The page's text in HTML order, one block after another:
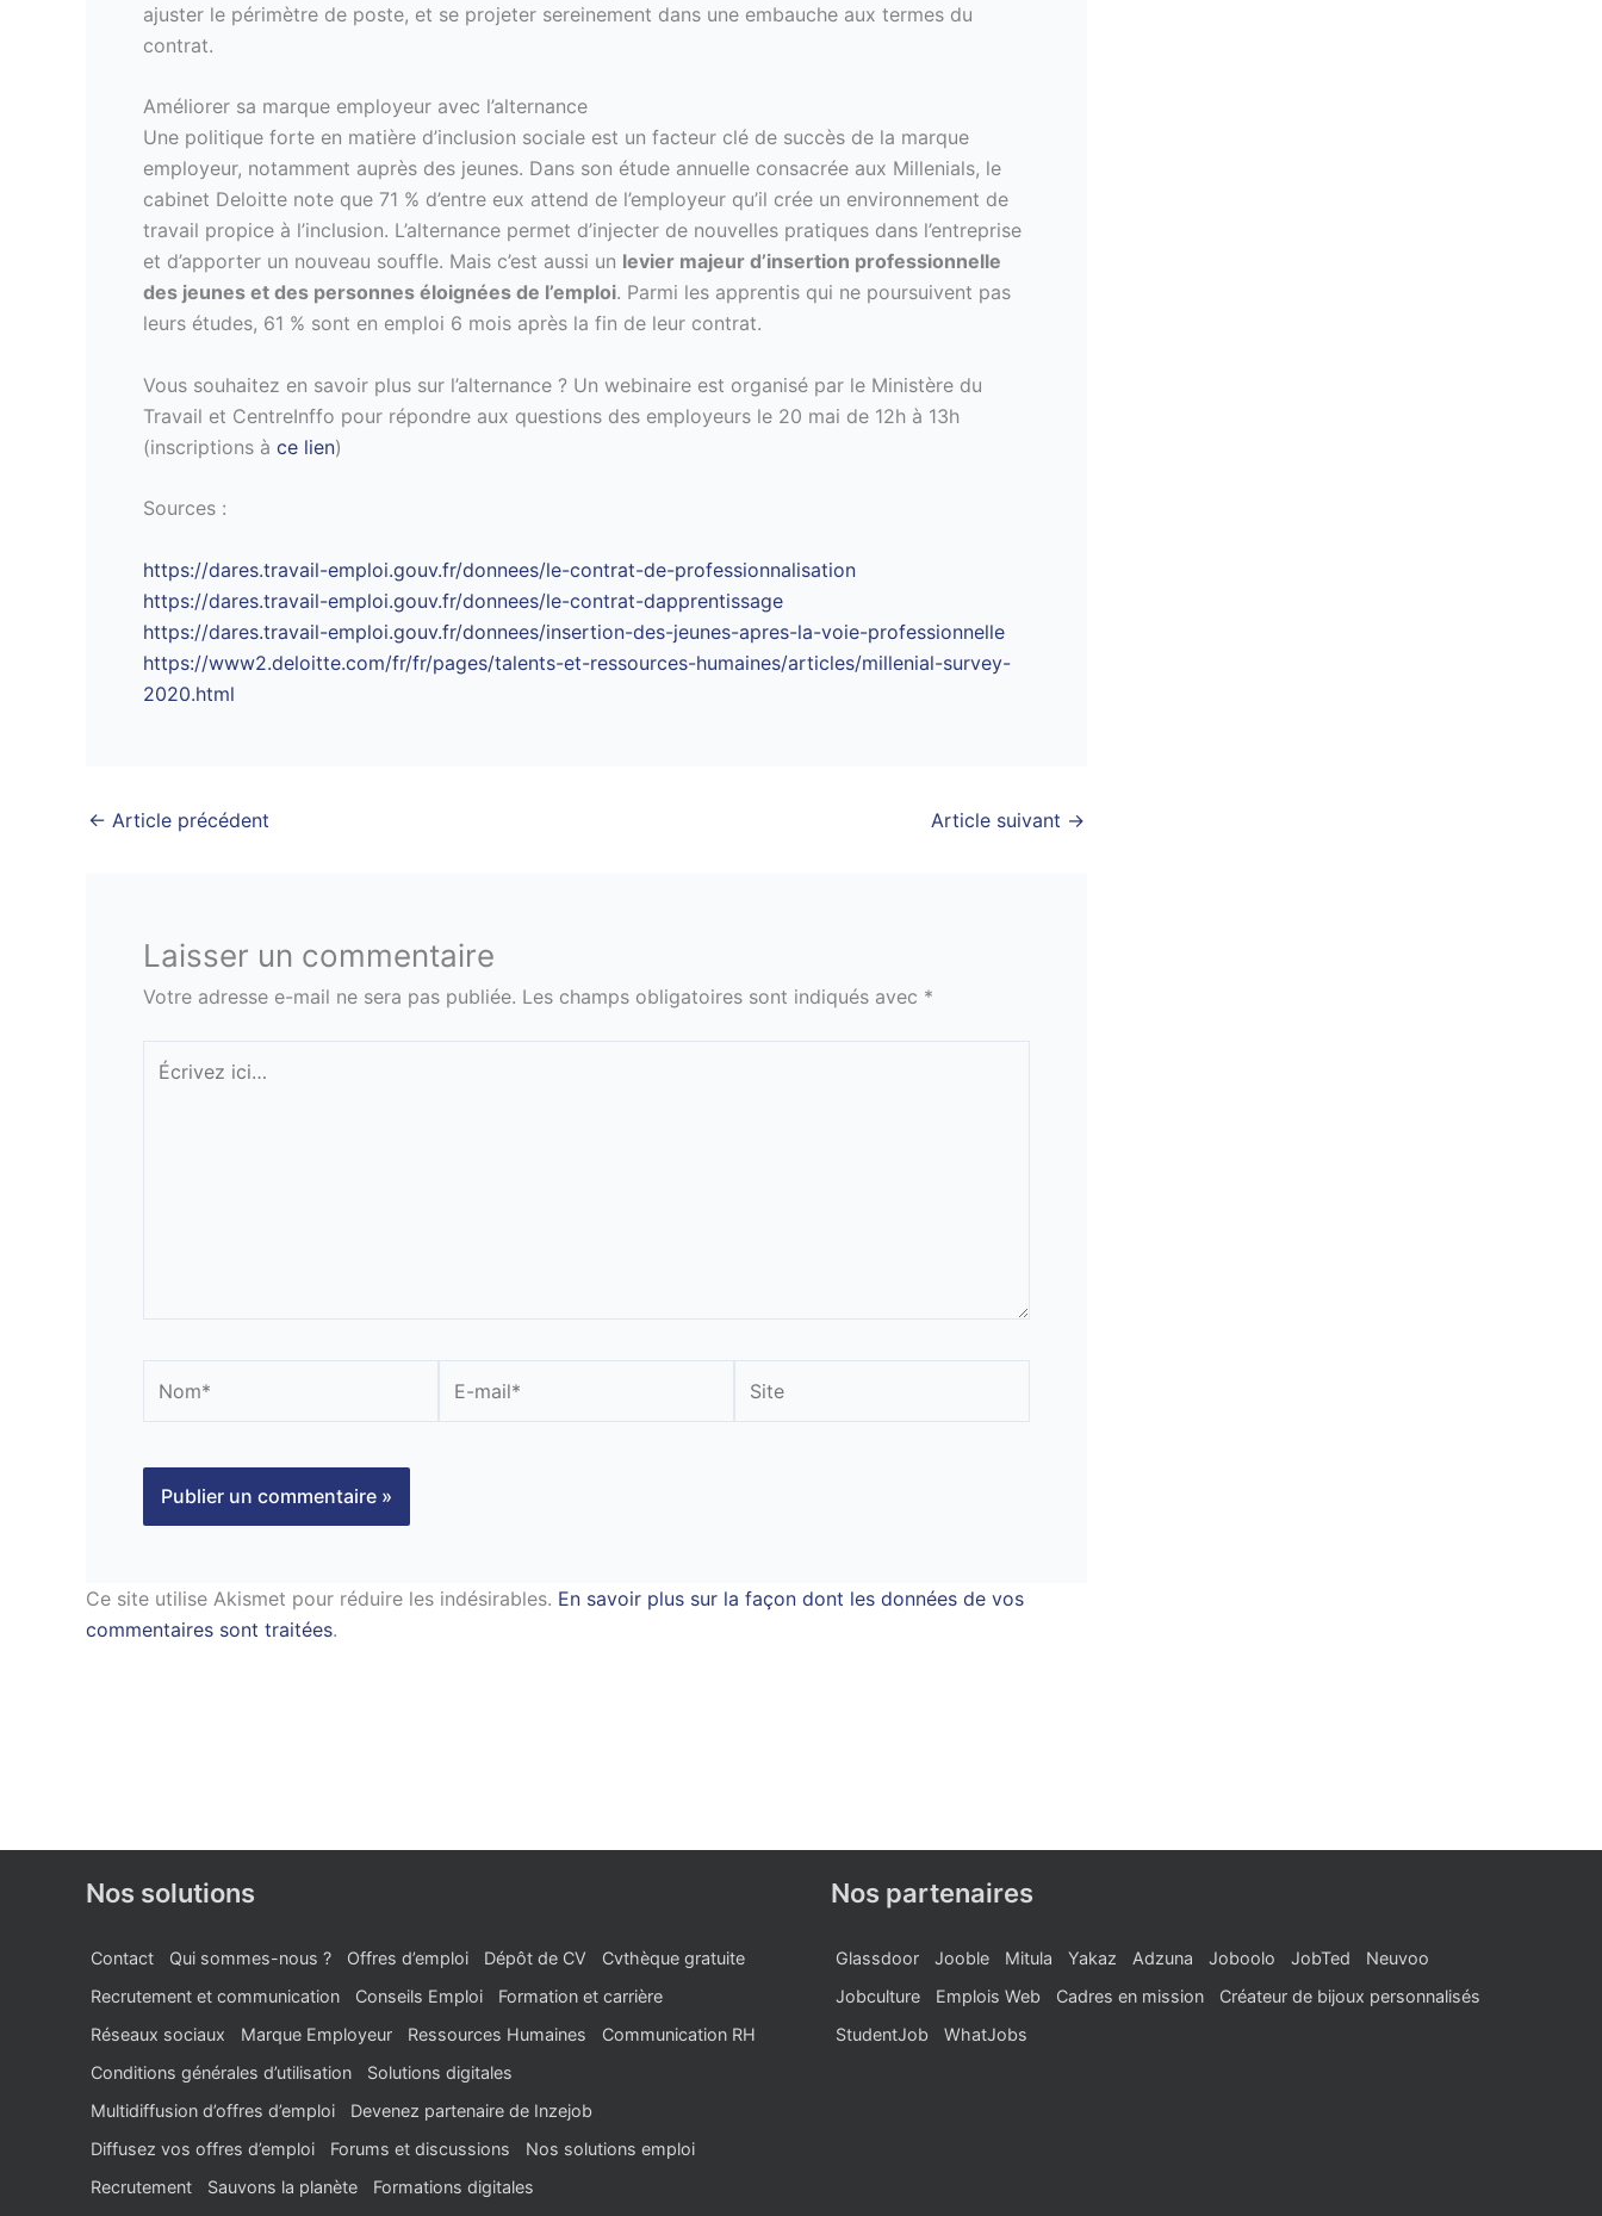
ajuster le périmètre de poste, et se projeter sereinement dans une embauche aux termes du
contrat.
Améliorer sa marque employeur avec l’alternance
Une politique forte en matière d’inclusion sociale est un facteur clé de succès de la marque
employeur, notamment auprès des jeunes. Dans son étude annuelle consacrée aux Millenials, le
cabinet Deloitte note que 71 % d’entre eux attend de l’employeur qu’il crée un environnement de
travail propice à l’inclusion. L’alternance permet d’injecter de nouvelles pratiques dans l’entreprise
et d’apporter un nouveau souffle. Mais c’est aussi un levier majeur d’insertion professionnelle
des jeunes et des personnes éloignées de l’emploi. Parmi les apprentis qui ne poursuivent pas
leurs études, 61 % sont en emploi 6 mois après la fin de leur contrat.
Vous souhaitez en savoir plus sur l’alternance ? Un webinaire est organisé par le Ministère du
Travail et CentreInffo pour répondre aux questions des employeurs le 20 mai de 12h à 13h
(inscriptions à ce lien)
Sources :
https://dares.travail-emploi.gouv.fr/donnees/le-contrat-de-professionnalisation
https://dares.travail-emploi.gouv.fr/donnees/le-contrat-dapprentissage
https://dares.travail-emploi.gouv.fr/donnees/insertion-des-jeunes-apres-la-voie-professionnelle
https://www2.deloitte.com/fr/fr/pages/talents-et-ressources-humaines/articles/millenial-survey-
2020.html
← Article précédent Article suivant →
Laisser un commentaire
Votre adresse e-mail ne sera pas publiée. Les champs obligatoires sont indiqués avec *
Écrivez
ici…
mail*
Ce site utilise Akismet pour réduire les indésirables. En savoir plus sur la façon dont les données de vos
commentaires sont traitées.
Nos solutions
Contact Qui sommes-nous ? Offres d’emploi Dépôt de CV
Cvthèque gratuite
Recrutement et communication
Conseils Emploi
Formation et carrière
Réseaux sociaux
Marque Employeur Ressources Humaines
Communication RH
Conditions générales d’utilisation
Solutions digitales
Multidiffusion d’offres d’emploi
Devenez partenaire de Inzejob
Diffusez vos offres d’emploi
Forums et discussions
Nos solutions emploi
Recrutement
Sauvons la planète Formations digitales
Nos partenaires
Glassdoor Jooble Mitula Yakaz Adzuna Joboolo JobTed
Neuvoo
Jobculture
Emplois Web Cadres en mission
Créateur de bijoux personnalisés
StudentJob
WhatJobs